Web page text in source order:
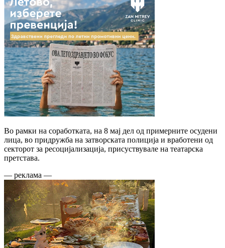
Во рамки на соработката, на 8 мај дел од примерните осудени
лица, во придружба на затворската полиција и вработени од
секторот за ресоцијализација, присуствувале на театарска
претстава.
— реклама —